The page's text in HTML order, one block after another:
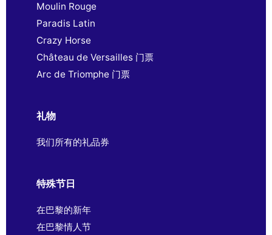
Moulin Rouge
Paradis Latin
Crazy Horse
Château de Versailles 门票
Arc de Triomphe 门票
礼物
我们所有的礼品券
特殊节日
在巴黎的新年
在巴黎情人节